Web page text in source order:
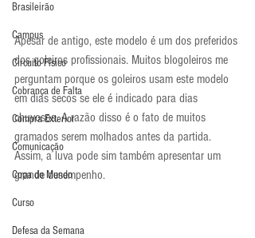
Brasileirão
Campus
Circuito Físico
Cobrança de Falta
Compra Exterior
Comunicação
Copa do Mundo
Curso
Defesa da Semana
Apesar de antigo, este modelo é um dos preferidos
dos goleiros profissionais. Muitos blogoleiros me
perguntam porque os goleiros usam este modelo
em dias secos se ele é indicado para dias
chuvosos. A razão disso é o fato de muitos
gramados serem molhados antes da partida.
Assim, a luva pode sim também apresentar um
grande desempenho.